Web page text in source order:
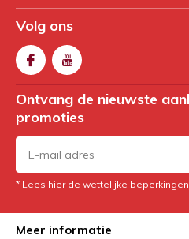
Volg ons
Ontvang de nieuwste
promoties
* Lees hier de wettelijke beperkingen
Meer informatie